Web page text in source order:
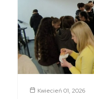
Kwiecień 01, 2026